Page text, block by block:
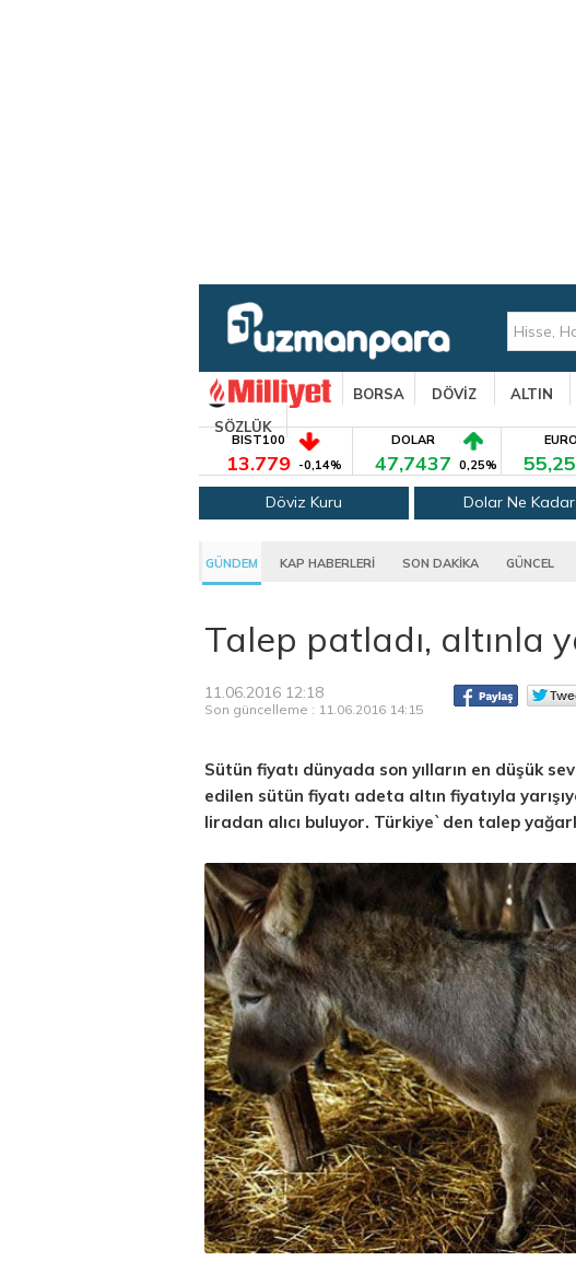
BORSA DÖVİZ ALTIN
SÖZLÜK
BIST100
13.779 -0,14%
DOLAR
47,7437 0,25%
EURO
Döviz Kuru Dolar Ne Kadar
GÜNDEM KAP HABERLERİ SON DAKİKA GÜNCEL
Talep patladı, altınla
11.06.2016 12:18
Son güncelleme : 11.06.2016 14:15
Sütün fiyatı dünyada son yılların en düşük
edilen sütün fiyatı adeta altın fiyatıyla
liradan alıcı buluyor. Türkiye`den talep